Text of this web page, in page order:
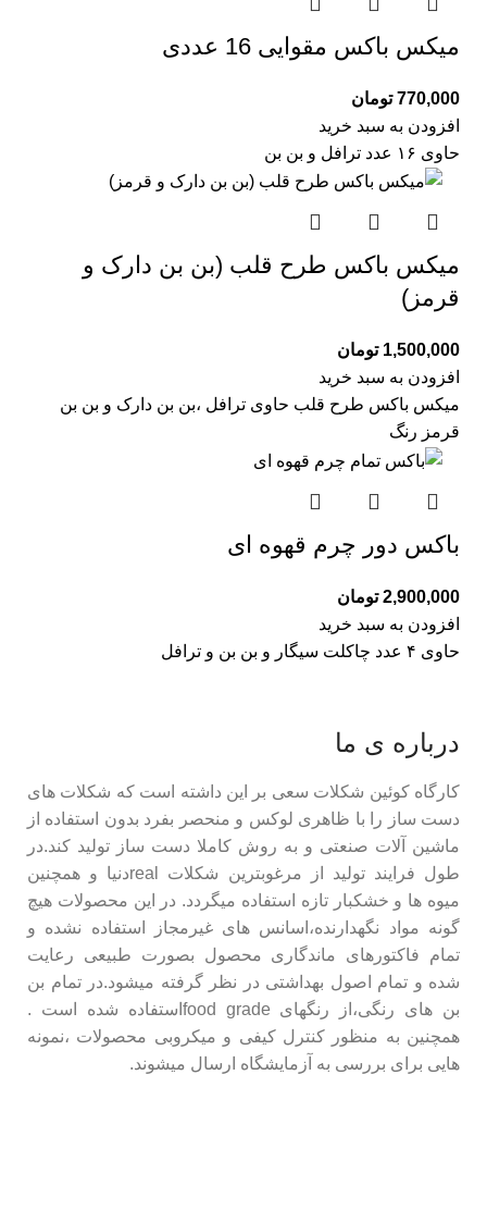
میکس باکس مقوایی 16 عددی
770,000 تومان
افزودن به سبد خرید
حاوی ۱۶ عدد ترافل و بن بن
میکس باکس طرح قلب (بن بن دارک و
قرمز)
1,500,000 تومان
افزودن به سبد خرید
میکس باکس طرح قلب حاوی ترافل ،بن بن دارک و بن بن
قرمز رنگ
باکس دور چرم قهوه ای
2,900,000 تومان
افزودن به سبد خرید
حاوی ۴ عدد چاکلت سیگار و بن بن و ترافل
درباره ی ما
کارگاه کوئین شکلات سعی بر این داشته است که شکلات های
دست ساز را با ظاهری لوکس و منحصر بفرد بدون استفاده از
ماشین آلات صنعتی و به روش کاملا دست ساز تولید کند.در
طول فرایند تولید از مرغوبترین شکلات realدنیا و همچنین
میوه ها و خشکبار تازه استفاده میگردد. در این محصولات هیچ
گونه مواد نگهدارنده،اسانس های غیرمجاز استفاده نشده و
تمام فاکتورهای ماندگاری محصول بصورت طبیعی رعایت
شده و تمام اصول بهداشتی در نظر گرفته میشود.در تمام بن
بن های رنگی،از رنگهای food gradeاستفاده شده است .
همچنین به منظور کنترل کیفی و میکروبی محصولات ،نمونه
هایی برای بررسی به آزمایشگاه ارسال میشوند.